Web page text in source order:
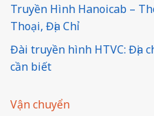
Truyền Hình Hanoicab –
Thoại, Địa Chỉ
Đài truyền hình HTVC: Địa
cần biết
Vận chuyển